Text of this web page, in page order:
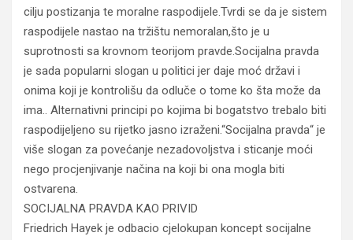
cilju postizanja te moralne raspodijele.Tvrdi se da je sistem
raspodijele nastao na tržištu nemoralan,što je u
suprotnosti sa krovnom teorijom pravde.Socijalna pravda
je sada popularni slogan u politici jer daje moć državi i
onima koji je kontrolišu da odluče o tome ko šta može da
ima.. Alternativni principi po kojima bi bogatstvo trebalo biti
raspodijeljeno su rijetko jasno izraženi.“Socijalna pravda“ je
više slogan za povećanje nezadovoljstva i sticanje moći
nego procjenjivanje načina na koji bi ona mogla biti
ostvarena.
SOCIJALNA PRAVDA KAO PRIVID
Friedrich Hayek je odbacio cjelokupan koncept socijalne